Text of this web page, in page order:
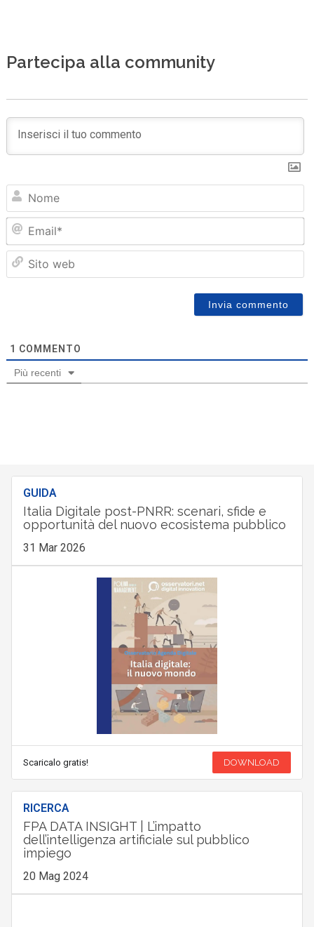
Partecipa alla community
1 COMMENTO
Più recenti
GUIDA
Italia Digitale post-PNRR: scenari, sfide e
opportunità del nuovo ecosistema pubblico
31 Mar 2026
Scaricalo gratis! DOWNLOAD
RICERCA
FPA DATA INSIGHT | L’impatto
dell’intelligenza artificiale sul pubblico
impiego
20 Mag 2024